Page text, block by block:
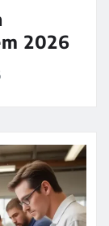
2026